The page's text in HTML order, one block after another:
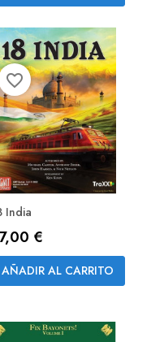
India
€
AÑADIR AL CARRITO
favorite_border